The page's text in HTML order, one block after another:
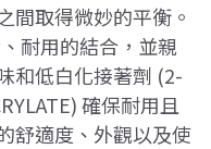
間取得微妙的平衡。
耐用的結合，並親
和低白化接著劑 (2-
確保耐用且
舒適度、外觀以及使